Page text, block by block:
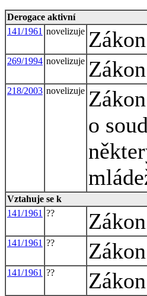
Derogace aktivní
141/1961 novelizuje
269/1994 novelizuje
218/2003 novelizuje
o
Vztahuje se k
141/1961 ??
141/1961 ??
141/1961 ??